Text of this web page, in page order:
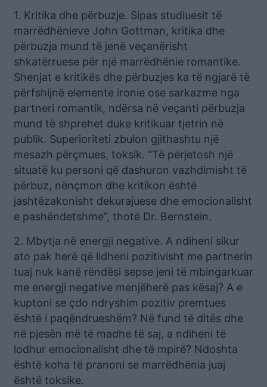
1. Kritika dhe përbuzje. Sipas studiuesit të
marrëdhënieve John Gottman, kritika dhe
përbuzja mund të jenë veçanërisht
shkatërruese për një marrëdhënie romantike.
Shenjat e kritikës dhe përbuzjes ka të ngjarë të
përfshijnë elemente ironie ose sarkazme nga
partneri romantik, ndërsa në veçanti përbuzja
mund të shprehet duke kritikuar tjetrin në
publik. Superioriteti zbulon gjithashtu një
mesazh përçmues, toksik. “Të përjetosh një
situatë ku personi që dashuron vazhdimisht të
përbuz, nënçmon dhe kritikon është
jashtëzakonisht dekurajuese dhe emocionalisht
e pashëndetshme”, thotë Dr. Bernstein.
2. Mbytja në energji negative. A ndiheni sikur
ato pak herë që lidheni pozitivisht me partnerin
tuaj nuk kanë rëndësi sepse jeni të mbingarkuar
me energji negative menjëherë pas kësaj? A e
kuptoni se çdo ndryshim pozitiv premtues
është i paqëndrueshëm? Në fund të ditës dhe
në pjesën më të madhe të saj, a ndiheni të
lodhur emocionalisht dhe të mpirë? Ndoshta
është koha të pranoni se marrëdhënia juaj
është toksike.